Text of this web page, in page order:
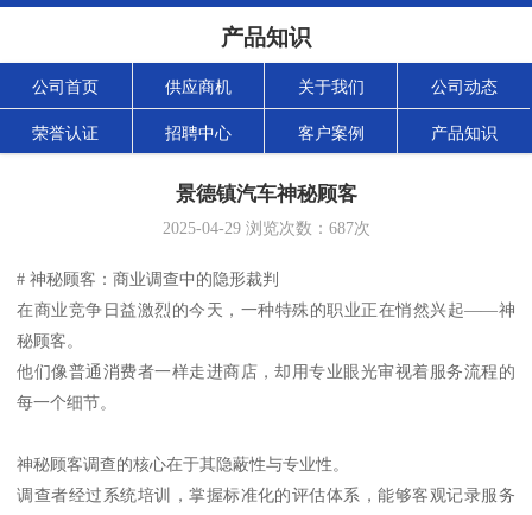
产品知识
公司首页 供应商机 关于我们 公司动态
荣誉认证 招聘中心 客户案例 产品知识
景德镇汽车神秘顾客
2025-04-29浏览次数： 687次
# 神秘顾客：商业调查中的隐形裁判
在商业竞争日益激烈的今天，一种特殊的职业正在悄然兴起——神
秘顾客。
他们像普通消费者一样走进商店，却用专业眼光审视着服务流程的
每一个细节。
神秘顾客调查的核心在于其隐蔽性与专业性。
调查者经过系统培训，掌握标准化的评估体系，能够客观记录服务